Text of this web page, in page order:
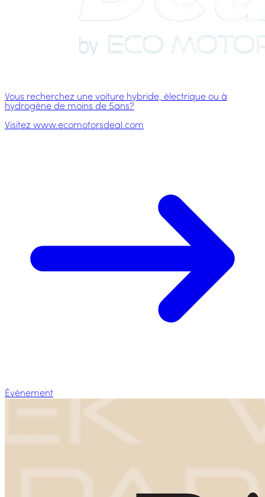
Vous recherchez une voiture hybride, électrique ou à
hydrogène de moins de 5ans?
Visitez www.ecomotorsdeal.com
Événement